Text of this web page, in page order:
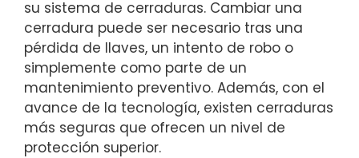
su sistema de cerraduras. Cambiar una
cerradura puede ser necesario tras una
pérdida de llaves, un intento de robo o
simplemente como parte de un
mantenimiento preventivo. Además, con el
avance de la tecnología, existen cerraduras
más seguras que ofrecen un nivel de
protección superior.